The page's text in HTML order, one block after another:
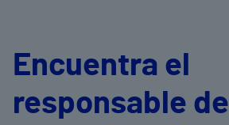
Encuentra el
responsable de